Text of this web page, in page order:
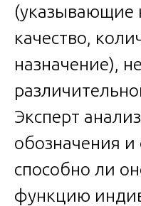
(указывающие
качество,
назначение),
Эксперт
обозначения и
способно ли
функцию